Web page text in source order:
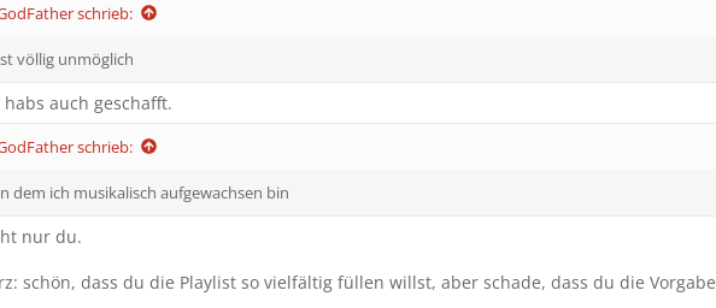
schrieb:
völlig unmöglich
habs auch geschafft.
schrieb:
dem ich musikalisch aufgewachsen bin
nur du.
schön, dass du die Playlist so vielfältig füllen willst, aber schade, dass du die